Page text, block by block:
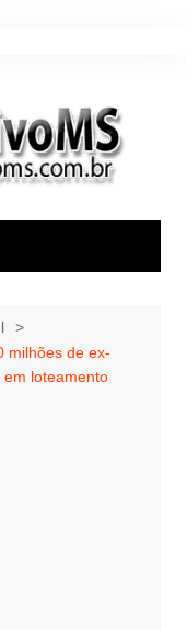
milhões de ex-
loteamento